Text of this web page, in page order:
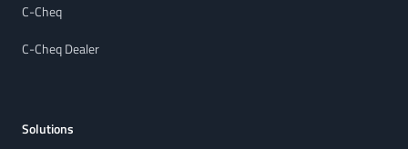
C-Cheq
C-Cheq Dealer
Solutions